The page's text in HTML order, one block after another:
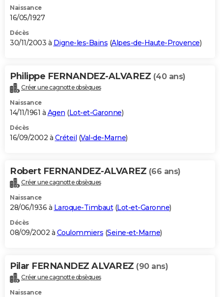
Naissance
16/05/1927
Décès
30/11/2003 à Digne-les-Bains (Alpes-de-Haute-Provence)
Philippe FERNANDEZ-ALVAREZ (40 ans)
Créer une cagnotte obsèques
Naissance
14/11/1961 à Agen (Lot-et-Garonne)
Décès
16/09/2002 à Créteil (Val-de-Marne)
Robert FERNANDEZ-ALVAREZ (66 ans)
Créer une cagnotte obsèques
Naissance
28/06/1936 à Laroque-Timbaut(Lot-et-Garonne)
Décès
08/09/2002 à Coulommiers (Seine-et-Marne)
Pilar FERNANDEZ ALVAREZ (90 ans)
Créer une cagnotte obsèques
Naissance